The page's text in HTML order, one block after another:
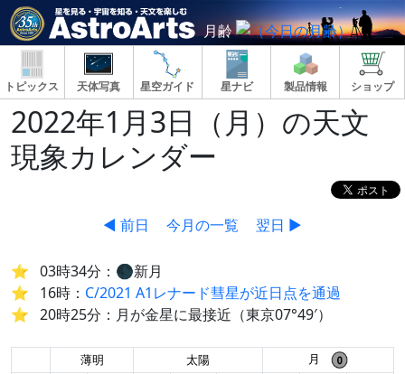
月齢
トピックス 天体写真 星空ガイド 星ナビ 製品情報 ショップ
2022年1月3日（月）の天文
現象カレンダー
◀ 前日 今月の一覧 翌日 ▶
03時34分：🌑新月
16時： C/2021 A1レナード彗星が近日点を通過
20時25分：月が金星に最接近（東京07°49′）
薄明 太陽
月